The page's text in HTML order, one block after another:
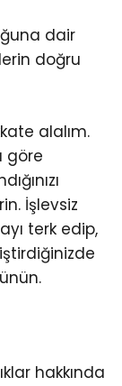
dair
doğru
alalım.
göre
İşlevsiz
terk edip,
hakkında